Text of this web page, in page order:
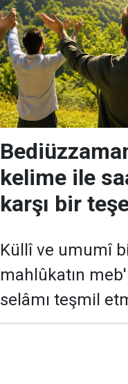
kelime ile
karşı bir
Küllî ve umumî
mahlûkatın
selâmı teşmil